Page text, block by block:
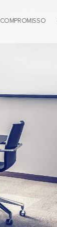
COMPROMISSO